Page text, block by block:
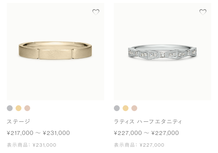
ステージ
¥217,000 〜 ¥231,000
表示商品： ¥231,000
ラティス ハーフエタニティ
¥227,000 〜 ¥227,000
表示商品： ¥227,000